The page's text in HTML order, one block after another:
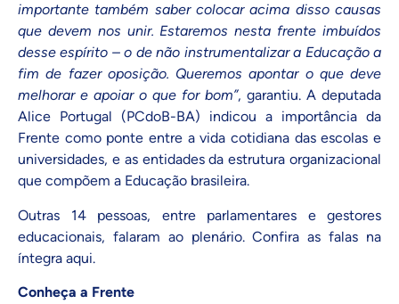
importante também saber colocar acima disso causas
que devem nos unir. Estaremos nesta frente imbuídos
desse espírito – o de não instrumentalizar a Educação a
fim de fazer oposição. Queremos apontar o que deve
melhorar e apoiar o que for bom”, garantiu. A deputada
Alice Portugal (PCdoB-BA) indicou a importância da
Frente como ponte entre a vida cotidiana das escolas e
universidades, e as entidades da estrutura organizacional
que compõem a Educação brasileira.
Outras 14 pessoas, entre parlamentares e gestores
educacionais, falaram ao plenário.Confira as falas na
íntegra aqui.
Conheça a Frente